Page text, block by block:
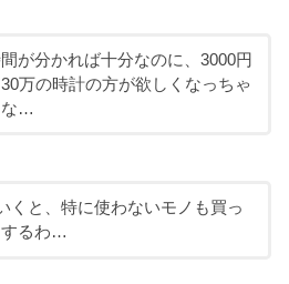
が分かれば十分なのに、3000円
万の時計の方が欲しくなっちゃ
な…
くと、特に使わないモノも買っ
するわ…